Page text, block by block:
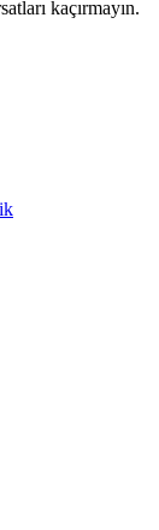
kaçırmayın.